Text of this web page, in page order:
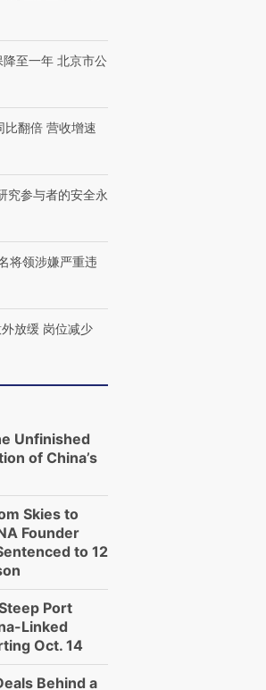
至一年 北京市公
比翻倍 营收增速
究参与者的安全永
将领涉嫌严重违
放缓 岗位减少
Unfinished
of China’s
Skies to
Founder
to 12
Port
Linked
Oct. 14
Behind a